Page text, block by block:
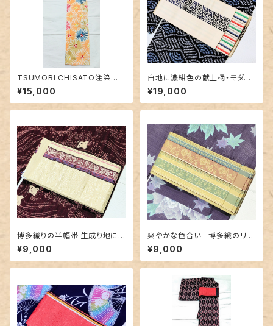
TSUMORI CHISATO注染浴
衣 未使用品〜花火のようなお
花柄〜
¥15,000
白地に濃紺色の献上柄・モダン
なボーダー 博多織りリバーシ
ブル半幅帯
¥19,000
博多織りの半幅帯 生成り地に
豪華な地紋＆赤紫色
¥9,000
爽やかな色合い 博多織のリバ
ーシブル半幅帯
¥9,000